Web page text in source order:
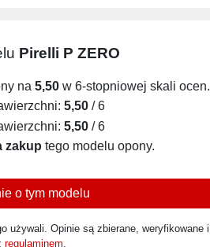
Pirelli P ZERO
na 5,50 w 6-stopniowej skali ocen.
5,50 / 6
5,50/ 6
zakup tego modelu opony.
o tym modelu
używali. Opinie są zbierane, weryfikowane i
regulaminem.